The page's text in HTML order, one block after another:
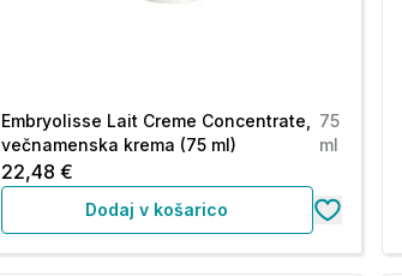
Embryolisse Lait Creme Concentrate,
večnamenska krema (75 ml)
75
ml
22,48 €
Dodaj v košarico